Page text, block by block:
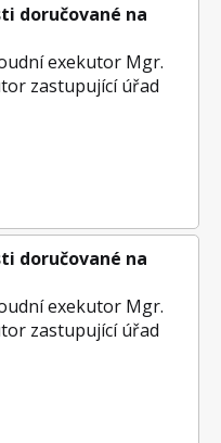
doručované na
exekutor Mgr.
zastupující úřad
doručované na
exekutor Mgr.
zastupující úřad